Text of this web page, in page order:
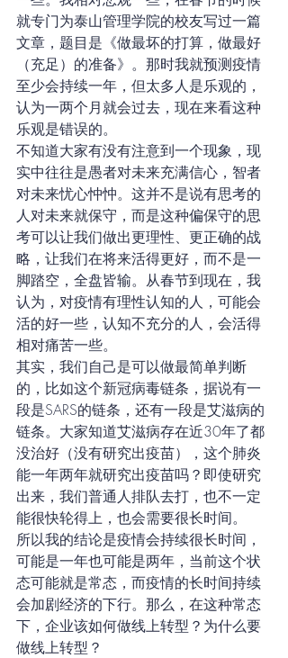
就专门为泰山管理学院的校友写过一篇
文章，题目是《做最坏的打算，做最好
（充足）的准备》。那时我就预测疫情
至少会持续一年，但太多人是乐观的，
认为一两个月就会过去，现在来看这种
乐观是错误的。
不知道大家有没有注意到一个现象，现
实中往往是愚者对未来充满信心，智者
对未来忧心忡忡。这并不是说有思考的
人对未来就保守，而是这种偏保守的思
考可以让我们做出更理性、更正确的战
略，让我们在将来活得更好，而不是一
脚踏空，全盘皆输。从春节到现在，我
认为，对疫情有理性认知的人，可能会
活的好一些，认知不充分的人，会活得
相对痛苦一些。
其实，我们自己是可以做最简单判断
的，比如这个新冠病毒链条，据说有一
段是SARS的链条，还有一段是艾滋病的
链条。大家知道艾滋病存在近30年了都
没治好（没有研究出疫苗），这个肺炎
能一年两年就研究出疫苗吗？即使研究
出来，我们普通人排队去打，也不一定
能很快轮得上，也会需要很长时间。
所以我的结论是疫情会持续很长时间，
可能是一年也可能是两年，当前这个状
态可能就是常态，而疫情的长时间持续
会加剧经济的下行。那么，在这种常态
下，企业该如何做线上转型？为什么要
做线上转型？